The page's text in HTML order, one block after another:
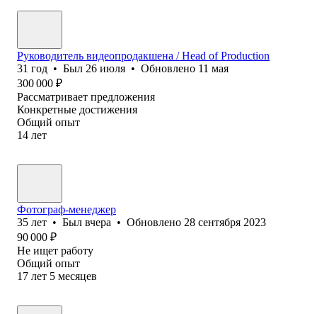
Руководитель видеопродакшена / Head of Production
31 год • Был 26 июля • Обновлено 11 мая
300 000 ₽
Рассматривает предложения
Конкретные достижения
Общий опыт
14 лет
Фотограф-менеджер
35 лет • Был вчера • Обновлено 28 сентября 2023
90 000 ₽
Не ищет работу
Общий опыт
17 лет 5 месяцев